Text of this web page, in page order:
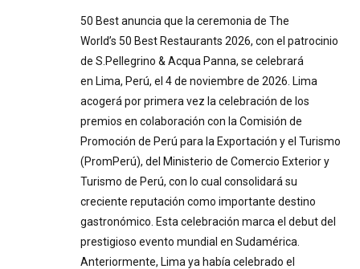
50 Best anuncia que la ceremonia de The
World’s 50 Best Restaurants 2026, con el patrocinio
de S.Pellegrino & Acqua Panna, se celebrará
en Lima, Perú, el 4 de noviembre de 2026. Lima
acogerá por primera vez la celebración de los
premios en colaboración con la Comisión de
Promoción de Perú para la Exportación y el Turismo
(PromPerú), del Ministerio de Comercio Exterior y
Turismo de Perú, con lo cual consolidará su
creciente reputación como importante destino
gastronómico. Esta celebración marca el debut del
prestigioso evento mundial en Sudamérica.
Anteriormente, Lima ya había celebrado el